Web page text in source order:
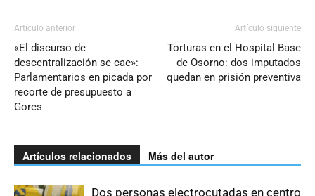
Artículo anterior
«El discurso de
descentralización se cae»:
Parlamentarios en picada por
recorte de presupuesto a
Gores
Artículo siguiente
Torturas en el Hospital Base
de Osorno: dos imputados
quedan en prisión preventiva
Artículos relacionados Más del autor
Dos personas electrocutadas en centro